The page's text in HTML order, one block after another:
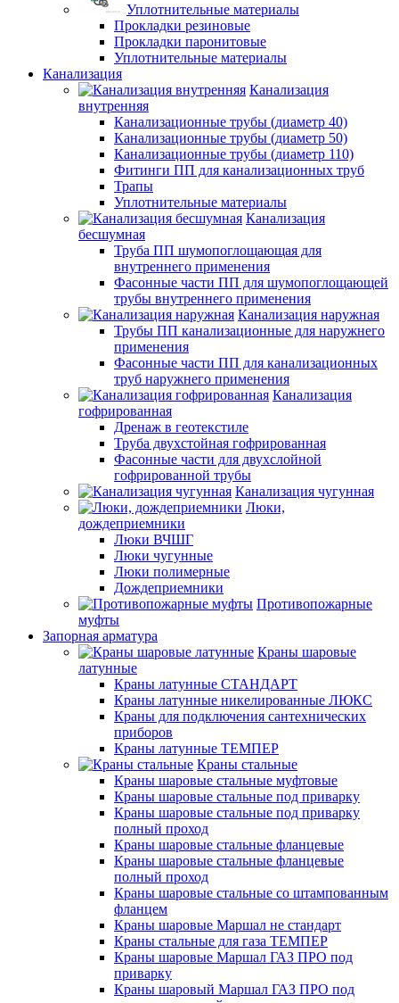
Уплотнительные материалы
Прокладки резиновые
Прокладки паронитовые
Уплотнительные материалы
Канализация
Канализация
внутренняя
Канализационные трубы (диаметр 40)
Канализационные трубы (диаметр 50)
Канализационные трубы (диаметр 110)
Фитинги ПП для канализационных труб
Трапы
Уплотнительные материалы
Канализация
бесшумная
Труба ПП шумопоглощающая для
внутреннего применения
Фасонные части ПП для шумопоглощающей
трубы внутреннего применения
Канализация наружная
Трубы ПП канализационные для наружнего
применения
Фасонные части ПП для канализационных
труб наружнего применения
Канализация
гофрированная
Дренаж в геотекстиле
Труба двухстойная гофрированная
Фасонные части для двухслойной
гофрированной трубы
Канализация чугунная
Люки,
дождеприемники
Люки ВЧШГ
Люки чугунные
Люки полимерные
Дождеприемники
Противопожарные
муфты
Запорная арматура
Краны шаровые
латунные
Краны латунные СТАНДАРТ
Краны латунные никелированные ЛЮКС
Краны для подключения сантехнических
приборов
Краны латунные ТЕМПЕР
Краны стальные
Краны шаровые стальные муфтовые
Краны шаровые стальные под приварку
Краны шаровые стальные под приварку
полный проход
Краны шаровые стальные фланцевые
Краны шаровые стальные фланцевые
полный проход
Краны шаровые стальные со штампованным
фланцем
Краны шаровые Маршал не стандарт
Краны стальные для газа ТЕМПЕР
Краны шаровые Маршал ГАЗ ПРО под
приварку
Краны шаровый Маршал ГАЗ ПРО под